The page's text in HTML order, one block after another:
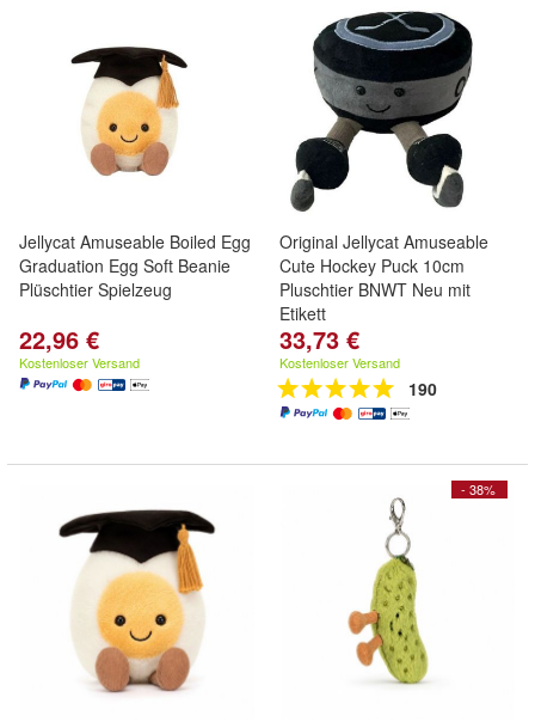
Jellycat Amuseable Boiled Egg
Graduation Egg Soft Beanie
Plüschtier Spielzeug
22,96 €
Kostenloser Versand
Original Jellycat Amuseable
Cute Hockey Puck 10cm
Pluschtier BNWT Neu mit
Etikett
33,73 €
Kostenloser Versand
190
- 38%